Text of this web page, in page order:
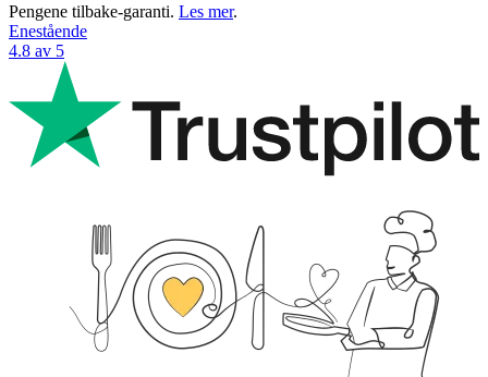
Pengene tilbake-garanti. Les mer.
Enestående
4.8 av 5